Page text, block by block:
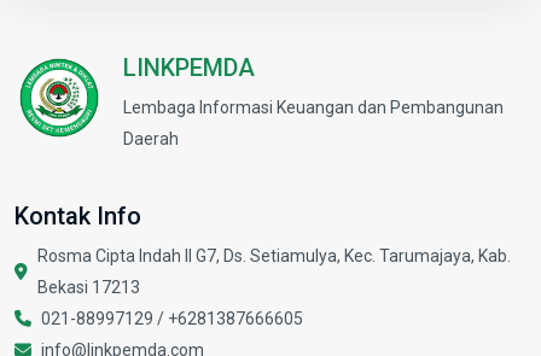
LINKPEMDA
Lembaga Informasi Keuangan dan Pembangunan
Daerah
Kontak Info
Rosma Cipta Indah II G7, Ds. Setiamulya, Kec. Tarumajaya, Kab.
Bekasi 17213
021-88997129 / +6281387666605
info@linkpemda.com